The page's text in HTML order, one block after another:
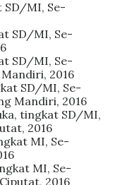
SD/MI, Se-
SD/MI, Se-
SD/MI, Se-
2016
SD/MI, Se-
Mandiri, 2016
tingkat SD/MI,
2016
MI, Se-
MI, Se-
2016